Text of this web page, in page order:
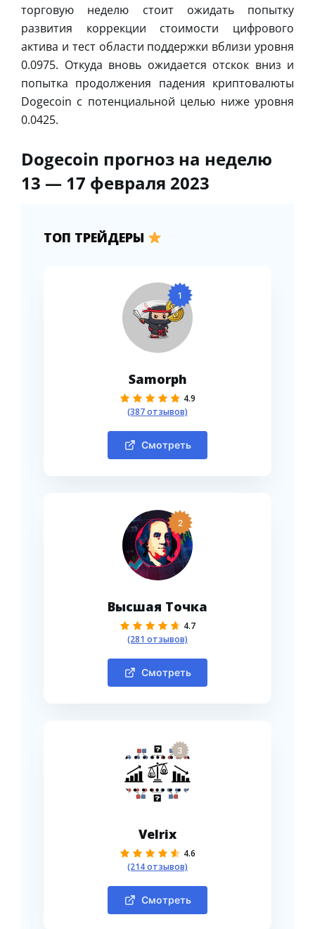
торговую неделю стоит ожидать попытку
развития коррекции стоимости цифрового
актива и тест области поддержки вблизи уровня
0.0975. Откуда вновь ожидается отскок вниз и
попытка продолжения падения криптовалюты
Dogecoin с потенциальной целью ниже уровня
0.0425.
Dogecoin прогноз на неделю
13 — 17 февраля 2023
ТОП ТРЕЙДЕРЫ
1
Samorph
4.9
(387 отзывов)
Смотреть
2
Высшая Точка
4.7
(281 отзывов)
Смотреть
3
Velrix
4.6
(214 отзывов)
Смотреть